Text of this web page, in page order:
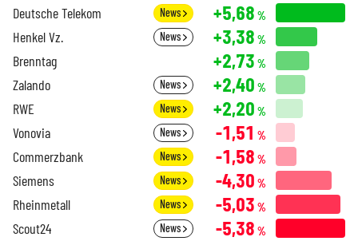
Deutsche Telekom News +5,68 %
Henkel Vz. News +3,38 %
Brenntag +2,73 %
Zalando News +2,40 %
RWE News +2,20 %
Vonovia News -1,51 %
Commerzbank News -1,58 %
Siemens News -4,30 %
Rheinmetall News -5,03 %
Scout24 News -5,38 %